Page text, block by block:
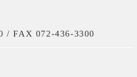
/ FAX 072-436-3300